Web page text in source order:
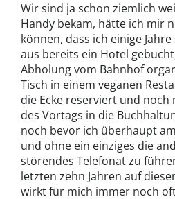
Wir sind ja schon ziemlich
Handy bekam, hätte ich mir
können, dass ich einige
aus bereits ein Hotel
Abholung vom Bahnhof
Tisch in einem veganen
die Ecke reserviert und noch
des Vortags in die
noch bevor ich überhaupt
und ohne ein einziges die
störendes Telefonat zu
letzten zehn Jahren auf
wirkt für mich immer noch